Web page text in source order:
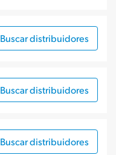
Buscar distribuidores
Buscar distribuidores
Buscar distribuidores